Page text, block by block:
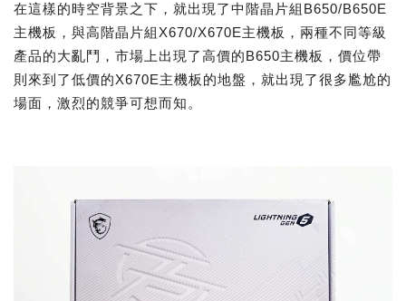
在這樣的時空背景之下，就出現了中階晶片組B650/B650E
主機板，與高階晶片組X670/X670E主機板，兩種不同等級
產品的大亂鬥，市場上出現了高價的B650主機板，價位帶
則來到了低價的X670E主機板的地盤，就出現了很多尷尬的
場面，激烈的競爭可想而知。